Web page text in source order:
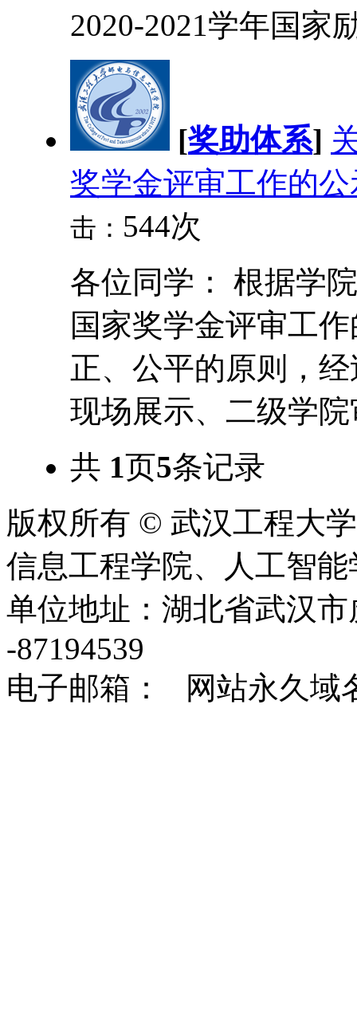
2020-2021学年国家
[奖助体系]
奖学金评审工作的公
击： 544次
各位同学： 根据学
国家奖学金评审工
正、公平的原则，
现场展示、二级学
共 1页5条记录
版权所有 © 武汉工程大
信息工程学院、人工智能
单位地址：湖北省武汉
-87194539
电子邮箱： 网站永久域